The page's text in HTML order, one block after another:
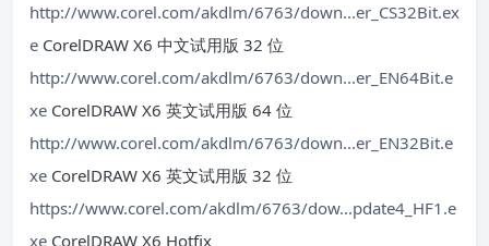
http://www.corel.com/akdlm/6763/down...er_CS32Bit.ex
e CorelDRAW X6 中文试用版 32 位
http://www.corel.com/akdlm/6763/down...er_EN64Bit.e
xe CorelDRAW X6 英文试用版 64 位
http://www.corel.com/akdlm/6763/down...er_EN32Bit.e
xe CorelDRAW X6 英文试用版 32 位
https://www.corel.com/akdlm/6763/dow...pdate4_HF1.e
xe CorelDRAW X6 Hotfix